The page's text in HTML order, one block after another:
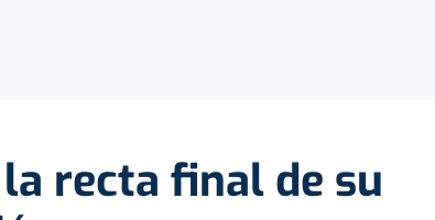
recta final de su